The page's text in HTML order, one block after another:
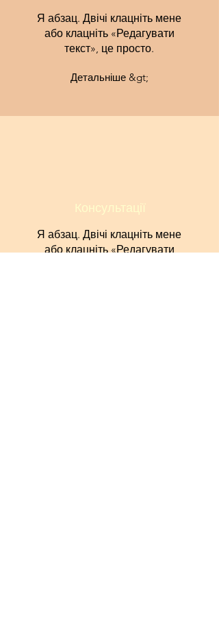
Я абзац. Двічі клацніть мене
або клацніть «Редагувати
текст», це просто.
Детальніше &gt;
Консультації
Я абзац. Двічі клацніть мене
або клацніть «Редагувати